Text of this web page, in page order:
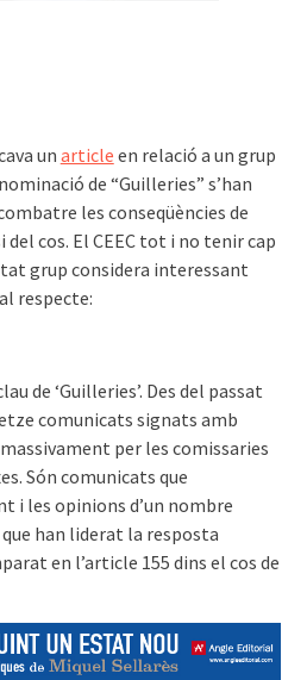
un article en relació a un grup
de “Guilleries” s’han
les conseqüències de
del cos. El CEEC tot i no tenir cap
grup considera interessant
respecte:
de ‘Guilleries’. Des del passat
comunicats signats amb
per les comissaries
Són comunicats que
i les opinions d’un nombre
han liderat la resposta
en l’article 155 dins el cos de